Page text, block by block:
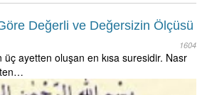
Değerli ve Değersizin Ölçüsü
1604
üç ayetten oluşan en kısa suresidir. Nasr